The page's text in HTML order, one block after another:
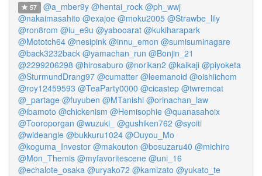
57 @a_mber9y @hentai_rock @ph_wwj
@nakaimasahito @exajoe @moku2005 @Strawbe_lily
@ron8rom @iu_e9u @yabooarat @kukiharapark
@Mototch64 @nesipink @innu_emon @sumisuminagare
@back3232back @yamachan_run @Bonjin_21
@2299206298 @hirosaburo @norikan2 @kaikaji @piyoketa
@SturmundDrang97 @cumatter @leemanoid @oishiichom
@roy12459593 @TeaParty0000 @cicastep @twremcat
@_partage @fuyuben @MTanishi @orinachan_law
@ibamoto @chickenism @Hemisophie @quanasahoix
@Tooroporgan @wuzuki_ @gushiken762 @syoiti
@wideangle @bukkuru1024 @Ouyou_Mo
@koguma_Investor @makouton @bosuzaru40 @michiro
@Mon_Themis @myfavoritescene @uni_16
@echalote_osaka @uryako72 @kamizato @yukato_te